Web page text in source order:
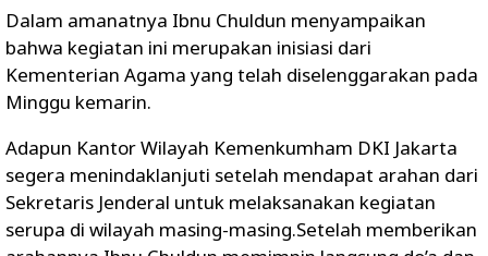
Dalam amanatnya Ibnu Chuldun menyampaikan
bahwa kegiatan ini merupakan inisiasi dari
Kementerian Agama yang telah diselenggarakan pada
Minggu kemarin.
Adapun Kantor Wilayah Kemenkumham DKI Jakarta
segera menindaklanjuti setelah mendapat arahan dari
Sekretaris Jenderal untuk melaksanakan kegiatan
serupa di wilayah masing-masing.Setelah memberikan